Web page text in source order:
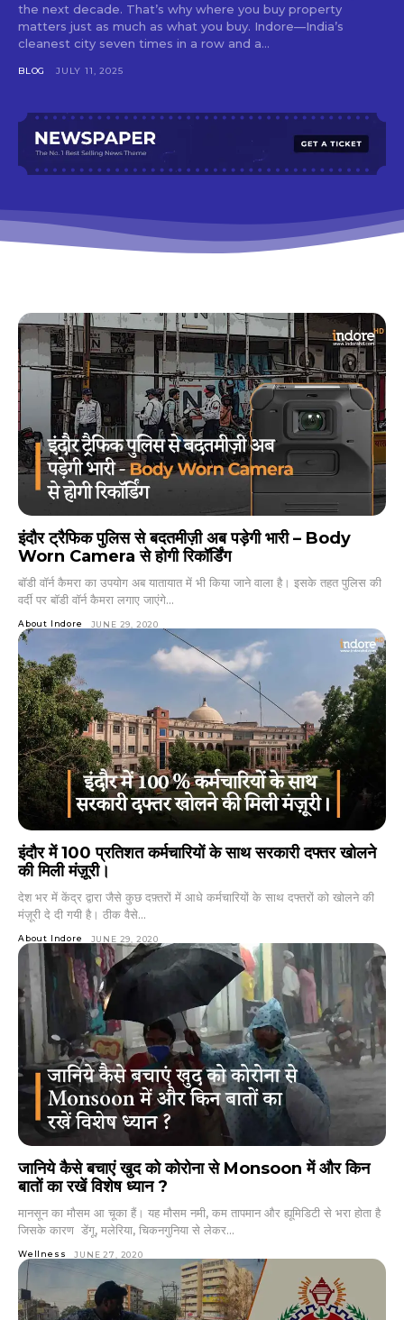
the next decade. That’s why where you buy property
matters just as much as what you buy. Indore—India’s
cleanest city seven times in a row and a...
BLOG JULY 11, 2025
इंदौर ट्रैफिक पुलिस से बदतमीज़ी अब पड़ेगी भारी – Body
Worn Camera से होगी रिकॉर्डिंग
बाॅडी वॉर्न कैमरा का उपयोग अब यातायात में भी किया जाने वाला है। इसके तहत पुलिस की
वर्दी पर बाॅडी वॉर्न कैमरा लगाए जाएंगे...
About Indore JUNE 29, 2020
इंदौर में 100 प्रतिशत कर्मचारियों के साथ सरकारी दफ्तर खोलने
की मिली मंज़ूरी।
देश भर में केंद्र द्वारा जैसे कुछ दफ़्तरों में आधे कर्मचारियों के साथ दफ्तरों को खोलने की
मंज़ूरी दे दी गयी है। ठीक वैसे...
About Indore JUNE 29, 2020
जानिये कैसे बचाएं खुद को कोरोना से Monsoon में और किन
बातों का रखें विशेष ध्यान ?
मानसून का मौसम आ चूका हैं। यह मौसम नमी, कम तापमान और ह्यूमिडिटी से भरा होता है
जिसके कारण डेंगू, मलेरिया, चिकनगुनिया से लेकर...
Wellness JUNE 27, 2020